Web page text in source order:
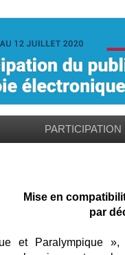
PARTICIPATION
Mise en
par
et Paralympique